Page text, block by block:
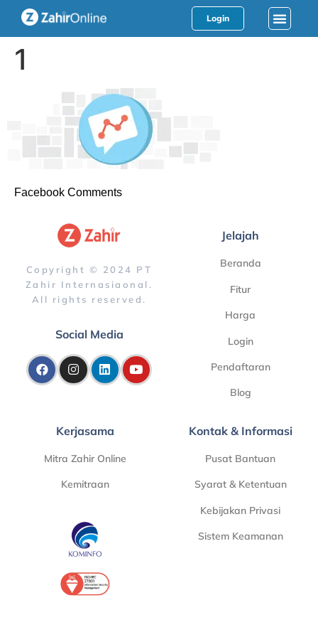
Login
1
Facebook Comments
Copyright © 2024 PT
Zahir Internasiaonal.
All rights reserved.
Social Media
Jelajah
Beranda
Fitur
Harga
Login
Pendaftaran
Blog
Kerjasama
Mitra Zahir Online
Kemitraan
Kontak & Informasi
Pusat Bantuan
Syarat & Ketentuan
Kebijakan Privasi
Sistem Keamanan